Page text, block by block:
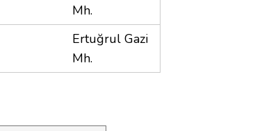
Mh.
Ertuğrul Gazi
Mh.